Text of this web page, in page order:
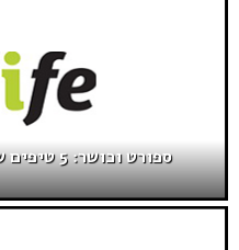
ספורט וכושר: 5 טיפים שיעזרו לך להניע את הגוף